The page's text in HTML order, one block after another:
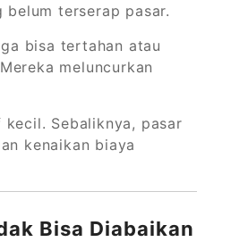
terserap pasar.
bisa tertahan atau
meluncurkan
Sebaliknya, pasar
kenaikan biaya
Bisa Diabaikan